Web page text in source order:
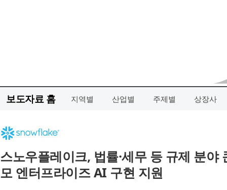
보도자료 홈 지역별 산업별 주제별 상장사
스노우플레이크, 법률·세무 등 규제 분
모 엔터프라이즈 AI 구현 지원